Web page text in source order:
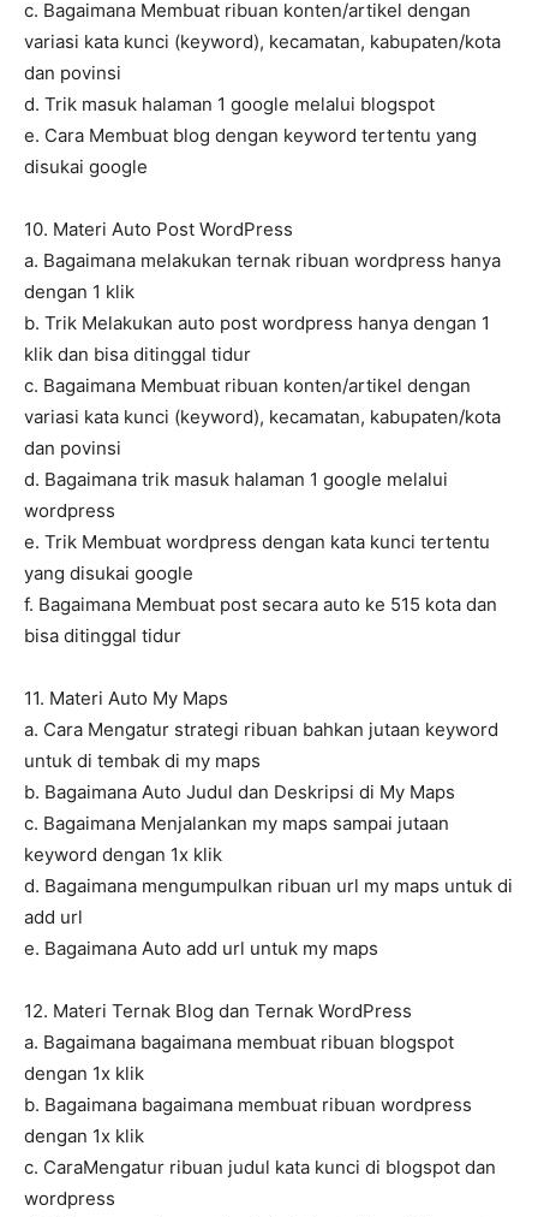
c. Bagaimana Membuat ribuan konten/artikel dengan
variasi kata kunci (keyword), kecamatan, kabupaten/kota
dan povinsi
d. Trik masuk halaman 1 google melalui blogspot
e. Cara Membuat blog dengan keyword tertentu yang
disukai google
10. Materi Auto Post WordPress
a. Bagaimana melakukan ternak ribuan wordpress hanya
dengan 1 klik
b. Trik Melakukan auto post wordpress hanya dengan 1
klik dan bisa ditinggal tidur
c. Bagaimana Membuat ribuan konten/artikel dengan
variasi kata kunci (keyword), kecamatan, kabupaten/kota
dan povinsi
d. Bagaimana trik masuk halaman 1 google melalui
wordpress
e. Trik Membuat wordpress dengan kata kunci tertentu
yang disukai google
f. Bagaimana Membuat post secara auto ke 515 kota dan
bisa ditinggal tidur
11. Materi Auto My Maps
a. Cara Mengatur strategi ribuan bahkan jutaan keyword
untuk di tembak di my maps
b. Bagaimana Auto Judul dan Deskripsi di My Maps
c. Bagaimana Menjalankan my maps sampai jutaan
keyword dengan 1x klik
d. Bagaimana mengumpulkan ribuan url my maps untuk di
add url
e. Bagaimana Auto add url untuk my maps
12. Materi Ternak Blog dan Ternak WordPress
a. Bagaimana bagaimana membuat ribuan blogspot
dengan 1x klik
b. Bagaimana bagaimana membuat ribuan wordpress
dengan 1x klik
c. CaraMengatur ribuan judul kata kunci di blogspot dan
wordpress